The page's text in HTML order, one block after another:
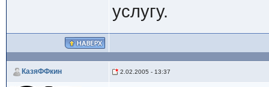
услугу.
КазяФФкин 2.02.2005 - 13:37